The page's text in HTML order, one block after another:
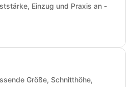
Einzug und Praxis an -
Größe, Schnitthöhe,